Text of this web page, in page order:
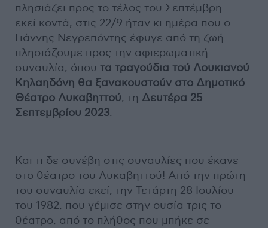
πλησιάζει προς το τέλος του Σεπτέμβρη –
εκεί κοντά, στις 22/9 ήταν κι ημέρα που ο
Γιάννης Νεγρεπόντης έφυγε από τη ζωή-
πλησιάζουμε προς την αφιερωματική
συναυλία, όπου τα τραγούδια τού Λουκιανού
Κηλαηδόνη θα ξανακουστούν στο Δημοτικό
Θέατρο Λυκαβηττού, τη Δευτέρα 25
Σεπτεμβρίου 2023.
Και τι δε συνέβη στις συναυλίες που έκανε
στο θέατρο του Λυκαβηττού! Από την πρώτη
του συναυλία εκεί, την Τετάρτη 28 Ιουλίου
του 1982, που γέμισε στην ουσία τρις το
θέατρο, από το πλήθος που μπήκε σε